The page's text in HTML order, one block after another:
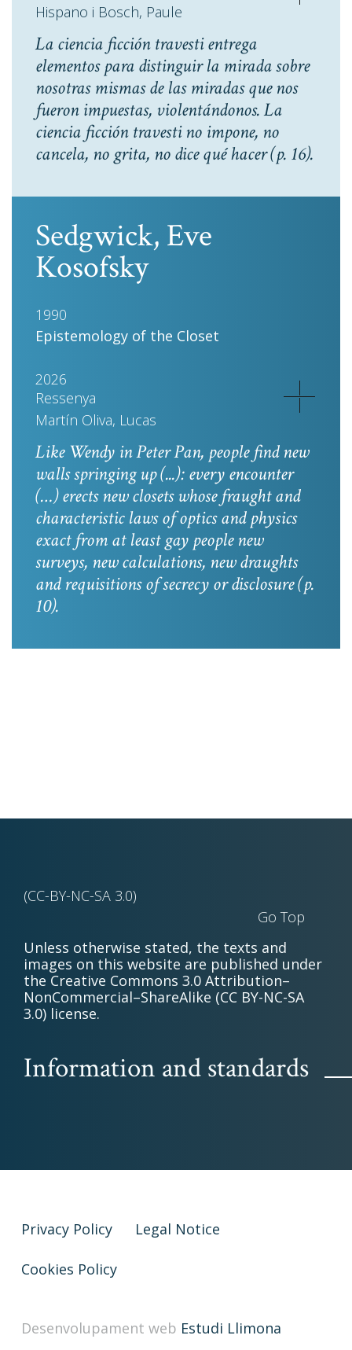
Hispano i Bosch, Paule
La ciencia ficción travesti entrega
elementos para distinguir la mirada sobre
nosotras mismas de las miradas que nos
fueron impuestas, violentándonos. La
ciencia ficción travesti no impone, no
cancela, no grita, no dice qué hacer(p. 16).
Sedgwick, Eve
Kosofsky
1990
Epistemology of the Closet
2026
Ressenya
Martín Oliva, Lucas
Like Wendy inPeter Pan, people find new
walls springing up (...): every encounter
(…) erects new closets whose fraught and
characteristic laws of optics and physics
exact from at least gay people new
surveys, new calculations, new draughts
and requisitions of secrecy or disclosure(p.
10).
(CC-BY-NC-SA 3.0)
Go Top
Unless otherwise stated, the texts and
images on this website are published under
the Creative Commons 3.0 Attribution–
NonCommercial–ShareAlike (CC BY-NC-SA
3.0) license.
Information and standards
Privacy Policy Legal Notice
Cookies Policy
Desenvolupament web Estudi Llimona